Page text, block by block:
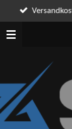
Zum
Hauptinhalt
springen